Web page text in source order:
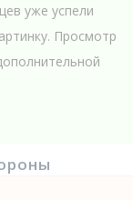
уже успели
Просмотр